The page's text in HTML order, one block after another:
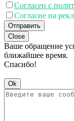
Согласен с
Согласие на
Отправить
Close
Ваше обращение
ближайшее время.
Спасибо!
Ok